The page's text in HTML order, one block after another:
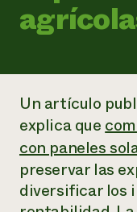
Informes anuales
Historias de
Informe
impacto
LEER EL
Agricultura
Las mujeres en la
Evento anual de
Programa de
Publicaciones
Cursos cortos
Vídeos
Oportunidades
Asociaciones
Donar
Boletín
Consultas de los
Todos
Un artículo
explica que
con paneles
preservar las
diversificar los